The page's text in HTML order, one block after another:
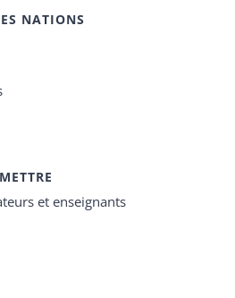
NATIONS
et enseignants